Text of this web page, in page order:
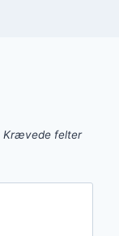
Krævede felter